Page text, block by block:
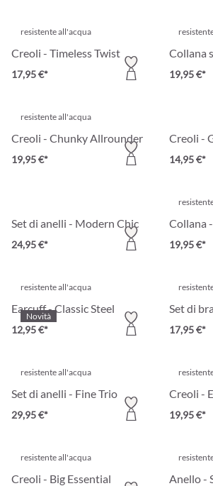
resistente all'acqua
Creoli - Timeless Twist
17,95 €*
Collana
19,95 €*
resistente all'acqua
Creoli - Chunky Allrounder
19,95 €*
Creoli -
14,95 €*
Set di anelli - Modern Chic
24,95 €*
Collana
19,95 €*
Novità
resistente all'acqua
Earcuff - Classic Steel
12,95 €*
Set di
17,95 €*
resistente all'acqua
Set di anelli - Fine Trio
29,95 €*
Creoli -
19,95 €*
resistente all'acqua
Creoli - Big Essential Anello -